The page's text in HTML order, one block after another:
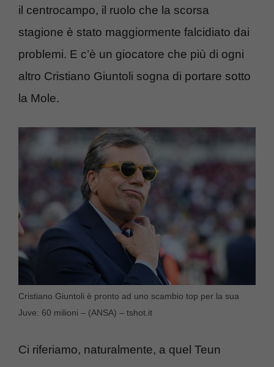
il centrocampo, il ruolo che la scorsa
stagione è stato maggiormente falcidiato dai
problemi. E c’è un giocatore che più di ogni
altro Cristiano Giuntoli sogna di portare sotto
la Mole.
Cristiano Giuntoli è pronto ad uno scambio top per la sua
Juve: 60 milioni – (ANSA) – tshot.it
Ci riferiamo, naturalmente, a quel Teun